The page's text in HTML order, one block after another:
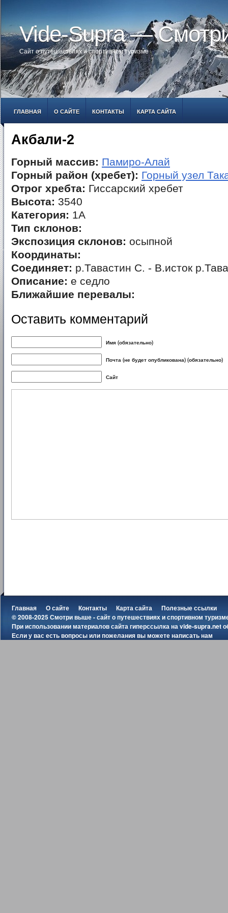
Vide-Supra —
Сайт о путешествиях и спортивном туризме
ГЛАВНАЯ О САЙТЕ КОНТАКТЫ КАРТА САЙТА
Акбали-2
Горный массив: Памиро-Алай
Горный район (хребет): Горный узел
Отрог хребта: Гиссарский хребет
Высота: 3540
Категория: 1А
Тип склонов:
Экспозиция склонов: осыпной
Координаты:
Соединяет: р.Тавастин С. - В.исток
Описание: е седло
Ближайшие перевалы:
Оставить комментарий
Имя (обязательно)
Почта (не будет опубликована) (обязательно)
Сайт
Главная О сайте Контакты Карта сайта
Полезные ссылки
© 2008-2025 Смотри выше - сайт о путешествиях и спортивном
При использовании материалов сайта гиперссылка наvide-supra.net
Если у вас есть вопросы или пожелания вы можетенаписать нам